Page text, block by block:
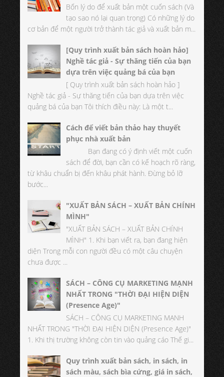
Bốn lý do để xuất bản một cuốn sách (Và
tạo sao nó lại quan trọng) Có những lý do
cơ bản để một người trở thành tác giả và xuất bản m...
[Quy trình xuất bản sách hoàn hảo]
Nghề tác giả - Sự thăng tiến của bạn
dựa trên việc quảng bá của bạn
[ Quy trình xuất bản sách hoàn hảo ]
Nghề tác giả - Sự thăng tiến của bạn dựa trên việc
quảng bá của bạn Tôi thích điều này: Là một t...
Cách để viết bản thảo hay thuyết
phục nhà xuất bản
Bạn đang có ý định viết một cuốn
sách để đời, bạn cần có kế hoạch rõ ràng,
từ khâu chuẩn bị đến khâu phát hành. Đừng bỏ lỡ
bước...
"XUẤT BẢN SÁCH – XUẤT BẢN CHÍNH
MÌNH"
"XUẤT BẢN SÁCH – XUẤT BẢN CHÍNH
MÌNH" 1. Khi bạn viết ra, bạn đang hiện
diện Trong mỗi con người đều có một câu chuyện
chưa được ...
SÁCH – CÔNG CỤ MARKETING MẠNH
NHẤT TRONG "THỜI ĐẠI HIỆN DIỆN
(Presence Age)"
SÁCH – CÔNG CỤ MARKETING MẠNH
NHẤT TRONG "THỜI ĐẠI HIỆN DIỆN (Presence Age)"
1. Khi thị trường không còn tin vào quảng cáo Thế gi...
Quy trình xuất bản sách, in sách, in
sách màu, sách bìa cứng, giá in sách,